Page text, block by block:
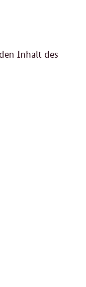
Inhalt des